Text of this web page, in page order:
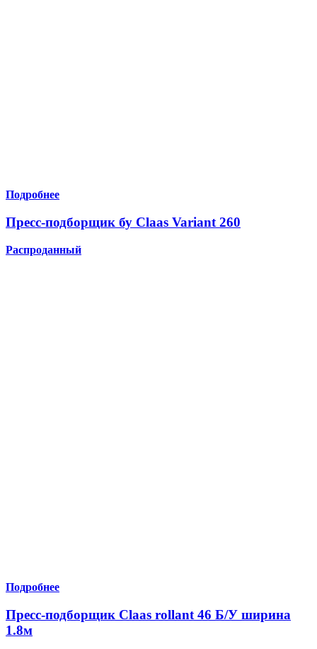
Подробнее
Пресс-подборщик бу Claas Variant 260
Распроданный
Подробнее
Пресс-подборщик Claas rollant 46 Б/У ширина
1.8м